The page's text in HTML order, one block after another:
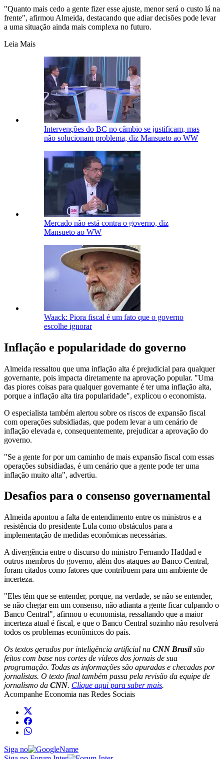
"Quanto mais cedo a gente fizer esse ajuste, menor será o custo lá na
frente", afirmou Almeida, destacando que adiar decisões pode levar
a uma situação ainda mais complexa no futuro.
Leia Mais
Intervenções do BC no câmbio se justificam, mas
não solucionam problema, diz Mansueto ao WW
Mercado não está contra o governo, diz
Mansueto ao WW
Waack: Piora fiscal é um fato que o governo
escolhe ignorar
Inflação e popularidade do governo
Almeida ressaltou que uma inflação alta é prejudicial para qualquer
governante, pois impacta diretamente na aprovação popular. "Uma
das piores coisas para qualquer governante é ter uma inflação alta,
porque a inflação alta tira popularidade", explicou o economista.
O especialista também alertou sobre os riscos de expansão fiscal
com operações subsidiadas, que podem levar a um cenário de
inflação elevada e, consequentemente, prejudicar a aprovação do
governo.
"Se a gente for por um caminho de mais expansão fiscal com essas
operações subsidiadas, é um cenário que a gente pode ter uma
inflação muito alta", advertiu.
Desafios para o consenso governamental
Almeida apontou a falta de entendimento entre os ministros e a
resistência do presidente Lula como obstáculos para a
implementação de medidas econômicas necessárias.
A divergência entre o discurso do ministro Fernando Haddad e
outros membros do governo, além dos ataques ao Banco Central,
foram citados como fatores que contribuem para um ambiente de
incerteza.
"Eles têm que se entender, porque, na verdade, se não se entender,
se não chegar em um consenso, não adianta a gente ficar culpando o
Banco Central", afirmou o economista, ressaltando que a maior
incerteza atual é fiscal, e que o Banco Central sozinho não resolverá
todos os problemas econômicos do país.
Os textos gerados por inteligência artificial na CNN Brasilsão
feitos com base nos cortes de vídeos dos jornais de sua
programação. Todas as informações são apuradas e checadas por
jornalistas. O texto final também passa pela revisão da equipe de
jornalismo da CNN. Clique aqui para saber mais.
Acompanhe Economia nas Redes Sociais
Siga no